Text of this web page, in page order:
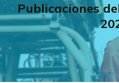
Publicaciones